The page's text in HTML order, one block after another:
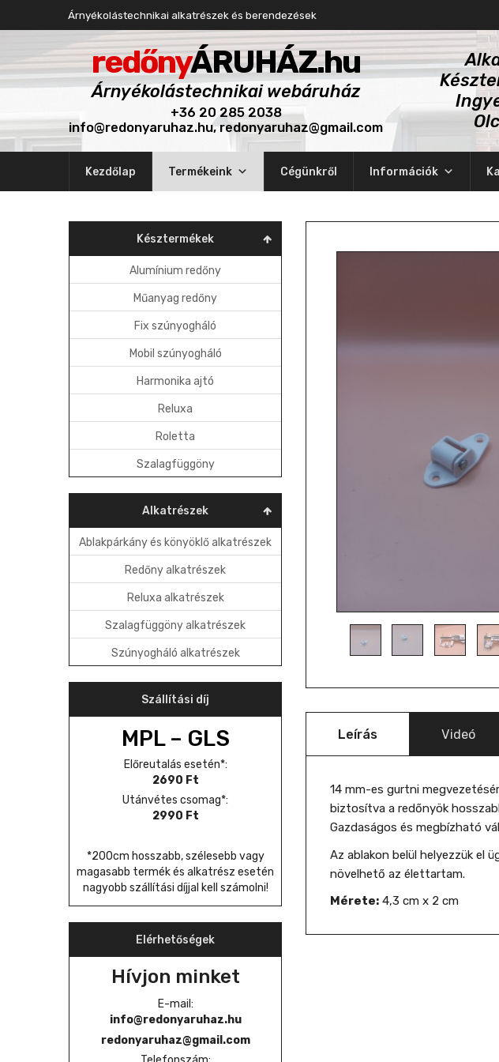
Árnyékolástechnikai alkatrészek és berendezések
redőnyÁRUHÁZ.hu
Árnyékolástechnikai webáruház
+36 20 285 2038
info@redonyaruhaz.hu, redonyaruhaz@gmail.com
Kezdőlap Termékeink Cégünkről Információk
Késztermékek
Alumínium redőny
Műanyag redőny
Fix szúnyogháló
Mobil szúnyogháló
Harmonika ajtó
Reluxa
Roletta
Szalagfüggöny
Alkatrészek
Ablakpárkány és könyöklő alkatrészek
Redőny alkatrészek
Reluxa alkatrészek
Szalagfüggöny alkatrészek
Szúnyogháló alkatrészek
Szállítási díj
MPL – GLS
Előreutalás esetén*:
2690 Ft
Utánvétes csomag*:
2990 Ft
*200cm hosszabb, szélesebb vagy
magasabb termék és alkatrész esetén
nagyobb szállítási díjjal kell számolni!
Elérhetőségek
Hívjon minket
E-mail:
info@redonyaruhaz.hu
redonyaruhaz@gmail.com
Leírás Videó
14 mm-es gurtni
biztosítva a redőnyök
Gazdaságos és megbízható
Az ablakon belül helyezzük el
növelhető az élettartam.
Mérete: 4,3 cm x 2 cm